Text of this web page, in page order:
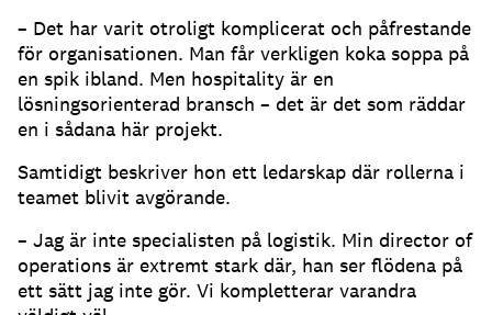
– Det har varit otroligt komplicerat och påfrestande
för organisationen. Man får verkligen koka soppa på
en spik ibland. Men hospitality är en
lösningsorienterad bransch – det är det som räddar
en i sådana här projekt.
Samtidigt beskriver hon ett ledarskap där rollerna i
teamet blivit avgörande.
– Jag är inte specialisten på logistik. Min director of
operations är extremt stark där, han ser flödena på
ett sätt jag inte gör. Vi kompletterar varandra